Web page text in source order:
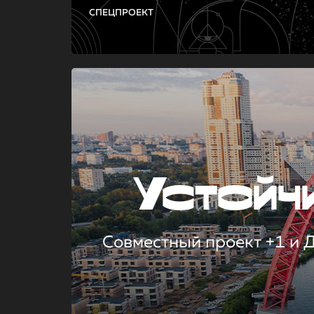
СПЕЦПРОЕКТ
Совместный проект +1 и